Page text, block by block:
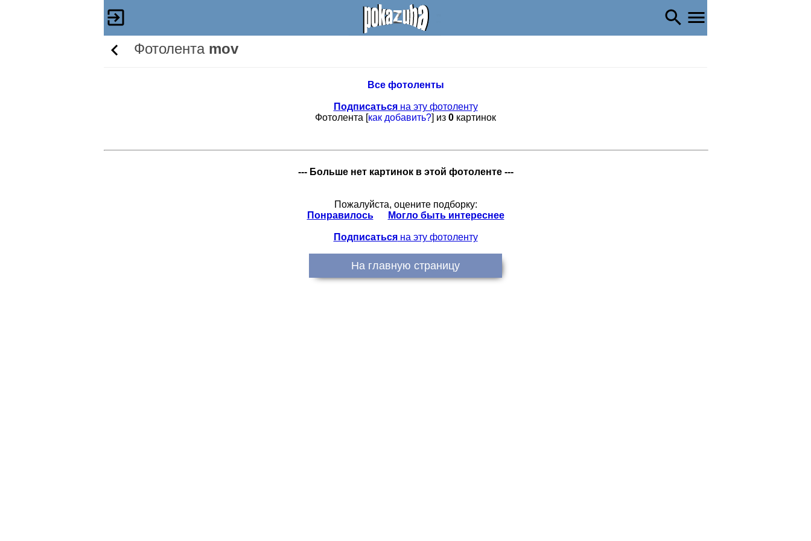
Фотолента mov
Все фотоленты
Подписатьсяна эту фотоленту
Фотолента [как добавить?] из 0 картинок
--- Больше нет картинок в этой фотоленте ---
Пожалуйста, оцените подборку:
Понравилось
Могло быть интереснее
Подписатьсяна эту фотоленту
На главную страницу